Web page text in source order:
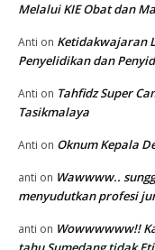
Melalui KIE Obat dan
Anti on Ketidakwajaran
Penyelidikan dan
Anti on Tahfidz Super
Tasikmalaya
Anti on Oknum Kepala
anti on Wawwww..
menyudutkan profesi
anti on Wowwwwww!!